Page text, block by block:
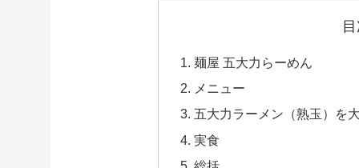
麺屋 五大力らーめん
メニュー
五大力ラーメン（熟玉）を
実食